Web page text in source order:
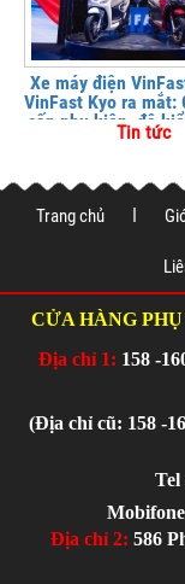
Xe máy điện
VinFast Kyo ra mắt:
cấp phụ kiện, độ
vệ xe tại
Tin tức
Trang chủ
CỬA HÀNG
Địa chỉ 1: 158 -
(Địa chỉ cũ: 158 -
Tel
Địa chỉ 2: 586